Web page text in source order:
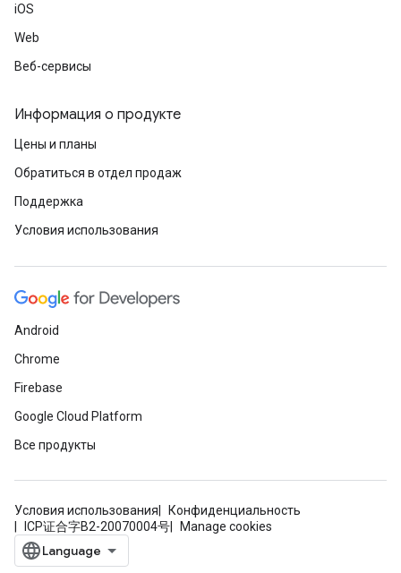
iOS
Web
Веб-сервисы
Информация о продукте
Цены и планы
Обратиться в отдел продаж
Поддержка
Условия использования
Android
Chrome
Firebase
Google Cloud Platform
Все продукты
Условия использования
Конфиденциальность
ICP证合字B2-20070004号
Manage cookies